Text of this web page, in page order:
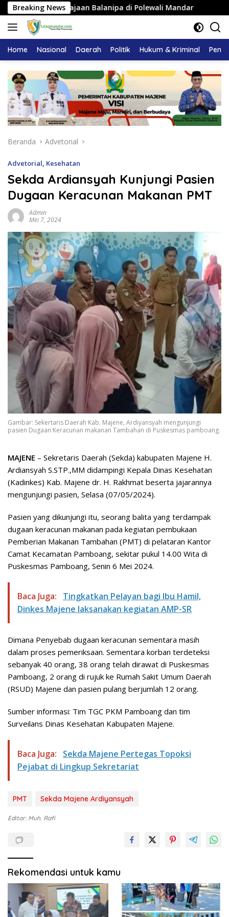
Langsung
ke
konten
Breaking News
Kerajaan Balanipa di Polewali Mandar Pemkab
Home Nasional Daerah Politik Hukum & Kriminal
Beranda Advetorial
Advetorial, Kesehatan
Sekda Ardiansyah Kunjungi Pasien
Dugaan Keracunan Makanan PMT
Admin
Mei 7, 2024
Gambar: Sekertaris Daerah Kab. Majene, Ardiyansyah mengunjungi
pasien Dugaan Keracunan makanan Tambahan di Puskesmas pamboang.
MAJENE – Sekretaris Daerah (Sekda) kabupaten Majene H.
Ardiansyah S.STP.,MM didampingi Kepala Dinas Kesehatan
(Kadinkes) Kab. Majene dr. H. Rakhmat beserta jajarannya
mengunjungi pasien, Selasa (07/05/2024).
Pasien yang dikunjungi itu, seorang balita yang terdampak
dugaan keracunan makanan pada kegiatan pembukaan
Pemberian Makanan Tambahan (PMT) di pelataran Kantor
Camat Kecamatan Pamboang, sekitar pukul 14.00 Wita di
Puskesmas Pamboang, Senin 6 Mei 2024.
Baca Juga:
Tingkatkan Pelayan bagi Ibu Hamil,
Dinkes Majene laksanakan kegiatan AMP-SR
Dimana Penyebab dugaan keracunan sementara masih
dalam proses pemeriksaan. Sementara korban terdeteksi
sebanyak 40 orang, 38 orang telah dirawat di Puskesmas
Pamboang, 2 orang di rujuk ke Rumah Sakit Umum Daerah
(RSUD) Majene dan pasien pulang berjumlah 12 orang.
Sumber informasi: Tim TGC PKM Pamboang dan tim
Surveilans Dinas Kesehatan Kabupaten Majene.
Baca Juga:
Sekda Majene Pertegas Topoksi
Pejabat di Lingkup Sekretariat
PMT Sekda Majene Ardiyansyah
Editor: Muh. Rafi
Rekomendasi untuk kamu